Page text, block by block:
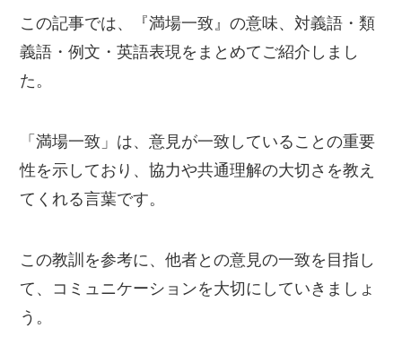
この記事では、『満場一致』の意味、対義語・類
義語・例文・英語表現をまとめてご紹介しまし
た。
「満場一致」は、意見が一致していることの重要
性を示しており、協力や共通理解の大切さを教え
てくれる言葉です。
この教訓を参考に、他者との意見の一致を目指し
て、コミュニケーションを大切にしていきましょ
う。